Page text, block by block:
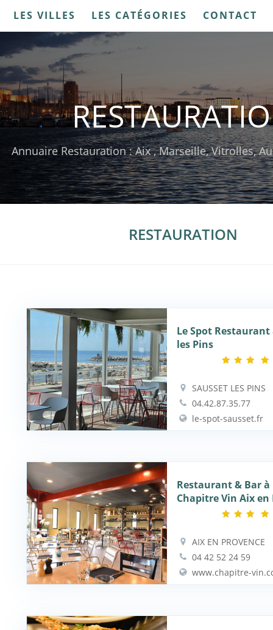
LES VILLES LES CATÉGORIES CONTACT
Annuaire Restauration : Aix , Marseille, Vitrolles,
RESTAURATION
Le Spot
les Pins
SAUSSET LES PINS
04.42.87.35.77
le-spot-sausset.fr
Restaurant & Bar
Chapitre Vin Aix en
AIX EN PROVENCE
04 42 52 24 59
www.chapitre-